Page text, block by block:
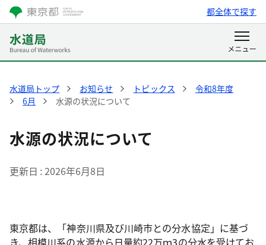
都全体で探す
水道局トップ お知らせ トピックス
令和8年度
6月
水源の状況について
水源の状況について
更新日 2026年6月8日
東京都は、「神奈川県及び川崎市との分水協定」に基づ
き、相模川系の水源から日量約22万ｍ3の分水を受けてお